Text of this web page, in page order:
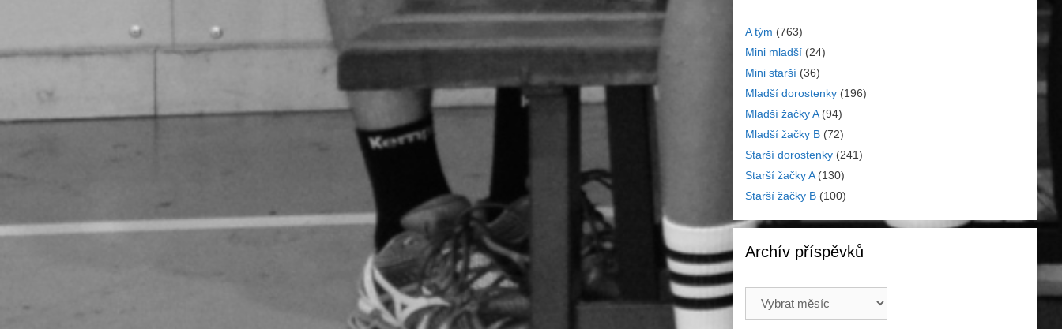
A tým (763)
Mini mladší (24)
Mini starší (36)
Mladší dorostenky (196)
Mladší žačky A(94)
Mladší žačky B (72)
Starší dorostenky (241)
Starší žačky A(130)
Starší žačky B (100)
Archív příspěvků
příspěvků